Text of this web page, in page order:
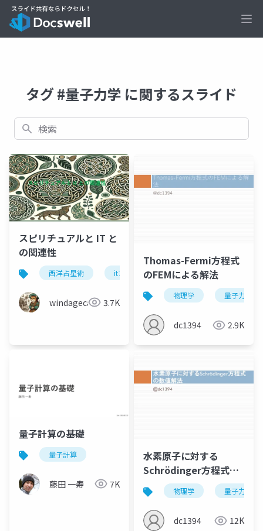
タグ #量子力学 に関するスライド
検索
スピリチュアルと IT と
の関連性
西洋占星術 itアーキテクチャ スピリチュアル
windagecat 3.7K
Thomas-Fermi方程式
のFEMによる解法
物理学 量子力学
dc1394 2.9K
量子計算の基礎
量子計算
藤田 一寿 7K
水素原子に対する
Schrödinger方程式の
数値解法物理学 量子力学
dc1394 12K